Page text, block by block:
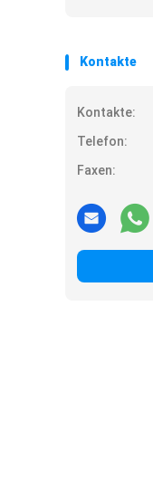
Kontakte
Kontakte:
Telefon:
Faxen: